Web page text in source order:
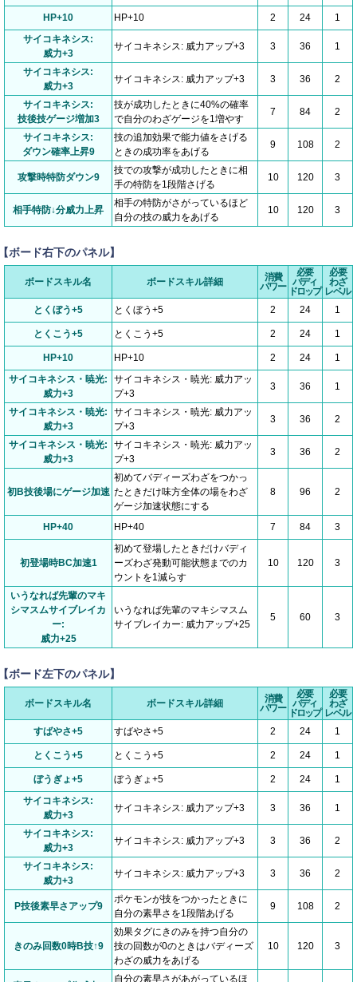
HP+10 HP+10 2 24
1
サイコキネシス:
威力+3
サイコキネシス: 威力アップ+3 3 36 1
サイコキネシス:
威力+3
サイコキネシス: 威力アップ+3 3 36 2
サイコキネシス:
技後技ゲージ増加3
技が成功したときに40%の確率
で自分のわざゲージを1増やす
7 84 2
サイコキネシス:
ダウン確率上昇9
技の追加効果で能力値をさげる
ときの成功率をあげる
9 108 2
攻撃時特防ダウン9
技での攻撃が成功したときに相
手の特防を1段階さげる
10 120 3
相手特防↓分威力上昇
相手の特防がさがっているほど
自分の技の威力をあげる
10 120 3
ボード右下のパネル】
ボードスキル名 ボードスキル詳細
消費
パワー
必要
バディ
ドロップ
必要
わざ
レベル
とくぼう+5
とくぼう+5 2 24 1
とくこう+5 とくこう+5 2 24 1
HP+10 HP+10 2 24
1
サイコキネシス・暁光:
威力+3
サイコキネシス・暁光: 威力アッ
プ+3
3 36 1
サイコキネシス・暁光:
威力+3
サイコキネシス・暁光: 威力アッ
プ+3
3 36 2
サイコキネシス・暁光:
威力+3
サイコキネシス・暁光: 威力アッ
プ+3
3 36 2
初B技後場にゲージ加速
初めてバディーズわざをつかっ
たときだけ味方全体の場をわざ
ゲージ加速状態にする
8 96 2
HP+40 HP+40 7 84 3
初登場時BC加速1
初めて登場したときだけバディ
ーズわざ発動可能状態までのカ
ウントを1減らす
10 120 3
いうなれば先輩のマキ
シマスムサイブレイカ
ー:
威力+25
いうなれば先輩のマキシマスム
サイブレイカー: 威力アップ+25
5 60 3
ボード左下のパネル】
ボードスキル名 ボードスキル詳細
消費
パワー
必要
バディ
ドロップ
必要
わざ
レベル
すばやさ+5
すばやさ+5 2 24 1
とくこう+5 とくこう+5 2 24 1
ぼうぎょ+5 ぼうぎょ+5 2 24
1
サイコキネシス:
威力+3
サイコキネシス: 威力アップ+3 3 36 1
サイコキネシス:
威力+3
サイコキネシス: 威力アップ+3 3 36 2
サイコキネシス:
威力+3
サイコキネシス: 威力アップ+3 3 36 2
P技後素早さアップ9
ポケモンが技をつかったときに
自分の素早さを1段階あげる
9 108 2
きのみ回数0時B技↑9
効果タグにきのみを持つ自分の
技の回数が0のときはバディーズ
わざの威力をあげる
10 120 3
自分の素早さがあがっているほ